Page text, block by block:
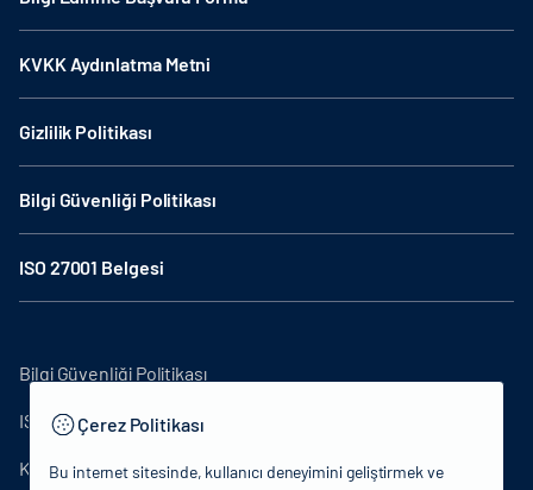
KVKK Aydınlatma Metni
Gizlilik Politikası
Bilgi Güvenliği Politikası
ISO 27001 Belgesi
Bilgi Güvenliği Politikası
ISO27001
KVKK Aydınlatma Metni
Çerez Politikası
Bu internet sitesinde, kullanıcı deneyimini geliştirmek ve